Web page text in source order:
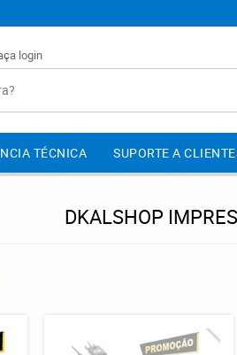
login
TÉCNICA SUPORTE A
DKALSHOP